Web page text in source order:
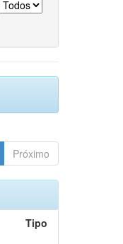
Próximo
Tipo